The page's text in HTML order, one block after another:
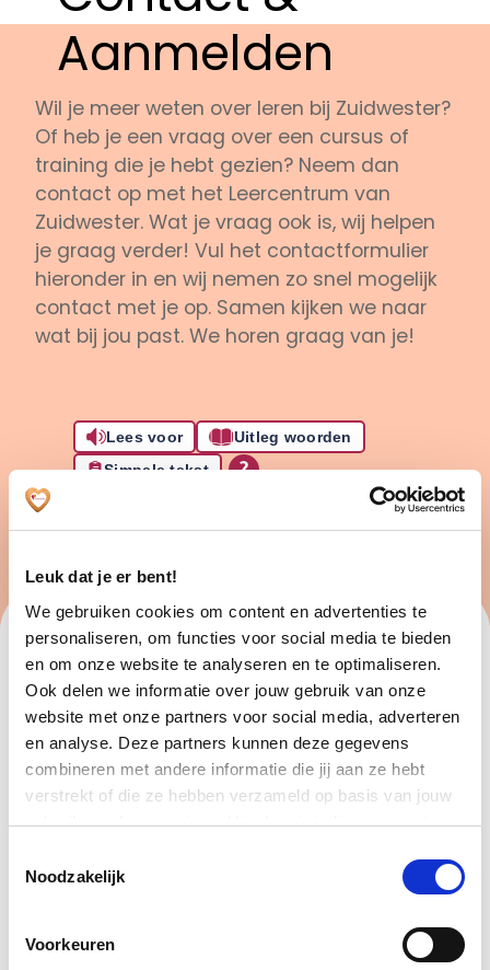
Leuk dat je er bent!
We gebruiken cookies om content en advertenties te
personaliseren, om functies voor social media te bieden
en om onze website te analyseren en te optimaliseren.
Ook delen we informatie over jouw gebruik van onze
website met onze partners voor social media, adverteren
en analyse. Deze partners kunnen deze gegevens
combineren met andere informatie die jij aan ze hebt
verstrekt of die ze hebben verzameld op basis van jouw
gebruik van hun services. Hier kun je indien gewenst
onze cookies als je onze website blijft gebruiken.
Noodzakelijk
Voorkeuren
Aanmelden
Wil je meer weten over leren bij Zuidwester?
Of heb je een vraag over een cursus of
training die je hebt gezien? Neem dan
contact op met het Leercentrum van
Zuidwester. Wat je vraag ook is, wij helpen
je graag verder! Vul het contactformulier
hieronder in en wij nemen zo snel mogelijk
contact met je op. Samen kijken we naar
wat bij jou past. We horen graag van je!
Lees voor
Uitleg woorden
Simpele tekst
VOORNAAM
ACHTERNAAM